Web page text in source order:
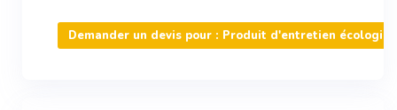
Demander un devis pour : Produit d'entretien